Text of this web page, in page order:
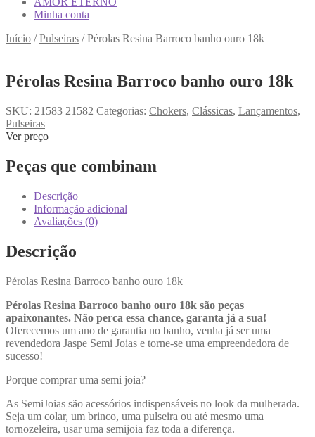
Minha conta
Início /Pulseiras /Pérolas Resina Barroco banho ouro 18k
Pérolas Resina Barroco banho ouro 18k
SKU: 21583 21582 Categorias: Chokers, Clássicas, Lançamentos,
Pulseiras
Ver preço
Peças que combinam
Descrição
Informação adicional
Avaliações (0)
Descrição
Pérolas Resina Barroco banho ouro 18k
Pérolas Resina Barroco banho ouro 18k são peças
apaixonantes. Não perca essa chance, garanta já a sua!
Oferecemos um ano de garantia no banho, venha já ser uma
revendedora Jaspe Semi Joias e torne-se uma empreendedora de
sucesso!
Porque comprar uma semi joia?
As SemiJoias são acessórios indispensáveis no look da mulherada.
Seja um colar, um brinco, uma pulseira ou até mesmo uma
tornozeleira, usar uma semijoia faz toda a diferença.